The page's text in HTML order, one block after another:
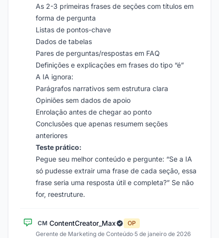
As 2-3 primeiras frases de seções com títulos em
forma de pergunta
Listas de pontos-chave
Dados de tabelas
Pares de perguntas/respostas em FAQ
Definições e explicações em frases do tipo “é”
A IA ignora:
Parágrafos narrativos sem estrutura clara
Opiniões sem dados de apoio
Enrolação antes de chegar ao ponto
Conclusões que apenas resumem seções
anteriores
Teste prático:
Pegue seu melhor conteúdo e pergunte: “Se a IA
só pudesse extrair uma frase de cada seção, essa
frase seria uma resposta útil e completa?” Se não
for, reestruture.
CM ContentCreator_Max
OP
Gerente de Marketing de Conteúdo·5 de janeiro de 2026